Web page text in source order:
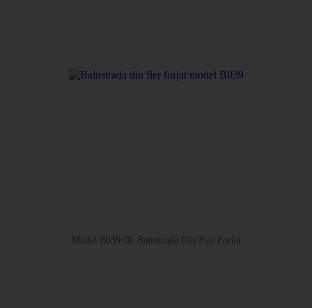
Model B039 De Balustrada Din Fier Forjat